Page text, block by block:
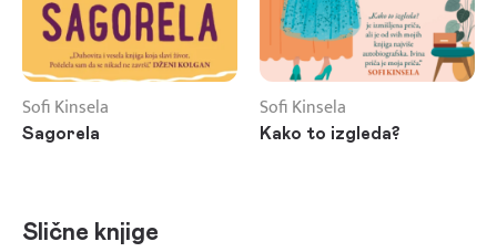
Sofi Kinsela
Sagorela
Sofi Kinsela
Kako to izgleda?
Slične knjige